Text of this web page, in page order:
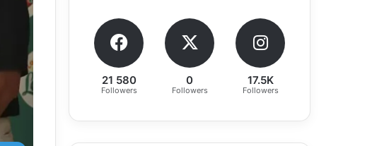
21 580
Followers
0
Followers
17.5K
Followers